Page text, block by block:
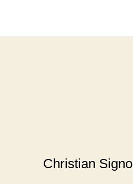
Christian